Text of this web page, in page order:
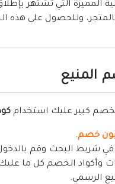
المميزة التي تشتهر
وللحصول على هذه
المنيع
كبير عليك استخدام
خصم.
في شريط البحث وقم
وأكواد الخصم كل ما
الرسمي.